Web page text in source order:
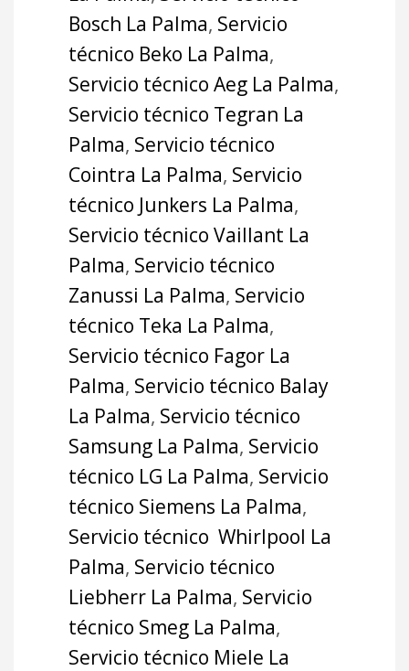
Bosch La Palma, Servicio
técnico Beko La Palma,
Servicio técnico Aeg La Palma,
Servicio técnico Tegran La
Palma, Servicio técnico
Cointra La Palma, Servicio
técnico Junkers La Palma,
Servicio técnico Vaillant La
Palma, Servicio técnico
Zanussi La Palma, Servicio
técnico Teka La Palma,
Servicio técnico Fagor La
Palma, Servicio técnico Balay
La Palma, Servicio técnico
Samsung La Palma, Servicio
técnico LG La Palma, Servicio
técnico Siemens La Palma,
Servicio técnico Whirlpool La
Palma, Servicio técnico
Liebherr La Palma, Servicio
técnico Smeg La Palma,
Servicio técnico Miele La